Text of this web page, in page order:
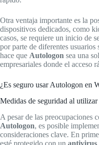
Otra ventaja importante es la
dispositivos dedicados, como
casos, se requiere un inicio de
por parte de diferentes
hace que Autologon sea una
empresariales donde el acceso
¿Es seguro usar Autologon en
Medidas de seguridad al
A pesar de las preocupaciones
Autologon, es posible
consideraciones clave. En
esté protegido con un antivirus